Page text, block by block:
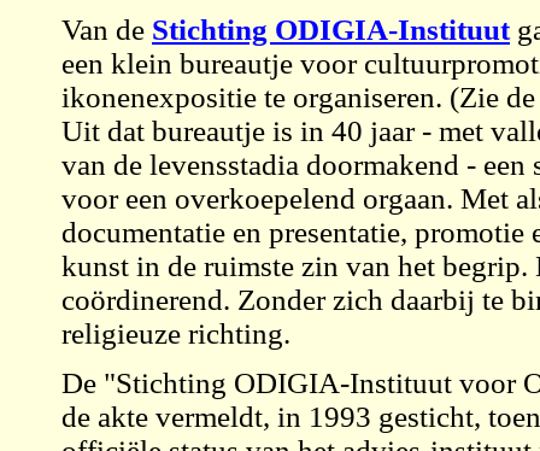
Van de Stichting ODIGIA-Instituut
een klein bureautje voor
ikonenexpositie te organiseren. (Zie
Uit dat bureautje is in 40 jaar - met
van de levensstadia doormakend -
voor een overkoepelend orgaan. Met
documentatie en presentatie,
kunst in de ruimste zin van het
coördinerend. Zonder zich daarbij te
religieuze richting.
De "Stichting ODIGIA-Instituut voor
de akte vermeldt, in 1993 gesticht,